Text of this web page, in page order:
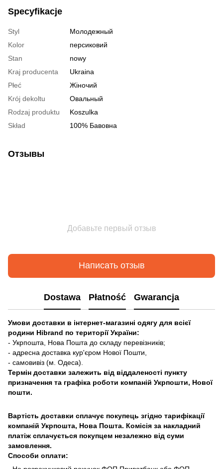
Specyfikacje
Styl
Молодежный
Kolor
персиковий
Stan
nowy
Kraj producenta
Ukraina
Płeć
Жіночий
Krój dekoltu
Овальный
Rodzaj produktu
Koszulka
Skład
100% Бавовна
Отзывы
Добавьте первый отзыв
Написать отзыв
Dostawa Płatność Gwarancja
Умови доставки в інтернет-магазині одягу для всієї
родини Hibrand по території України:
- Укрпошта, Нова Пошта до складу перевізників;
- адресна доставка кур'єром Нової Пошти,
- самовивіз (м. Одеса).
Термін доставки залежить від віддаленості пункту
призначення та графіка роботи компаній Укрпошти, Нової
пошти.
Вартість доставки сплачує покупець згідно тарифікації
компаній Укрпошта, Нова Пошта. Комісія за накладний
платіж сплачується покупцем незалежно від суми
замовлення.
Способи оплати: